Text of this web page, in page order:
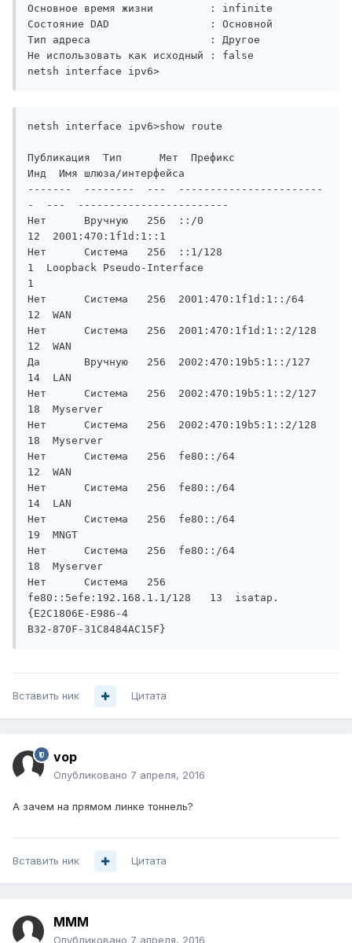
Основное время жизни         : infinite
Состояние DAD                : Основной
Тип адреса                   : Другое
Не использовать как исходный : false
netsh interface ipv6>
netsh interface ipv6>show route
Публикация  Тип      Мет  Префикс
Инд  Имя шлюза/интерфейса
-------  --------  ---  -----------------------
-  ---  ------------------------
Нет      Вручную   256  ::/0
12  2001:470:1f1d:1::1
Нет      Система   256  ::1/128
1  Loopback Pseudo-Interface
1
Нет      Система   256  2001:470:1f1d:1::/64
12  WAN
Нет      Система   256  2001:470:1f1d:1::2/128
12  WAN
Да       Вручную   256  2002:470:19b5:1::/127
14  LAN
Нет      Система   256  2002:470:19b5:1::2/127
18  Myserver
Нет      Система   256  2002:470:19b5:1::2/128
18  Myserver
Нет      Система   256  fe80::/64
12  WAN
Нет      Система   256  fe80::/64
14  LAN
Нет      Система   256  fe80::/64
19  MNGT
Нет      Система   256  fe80::/64
18  Myserver
Нет      Система   256
fe80::5efe:192.168.1.1/128   13  isatap.
{E2C1806E-E986-4
B32-870F-31C8484AC15F}
Вставить ник Цитата
vop
Опубликовано 7 апреля, 2016
А зачем на прямом линке тоннель?
Вставить ник Цитата
MMM
Опубликовано 7 апреля, 2016